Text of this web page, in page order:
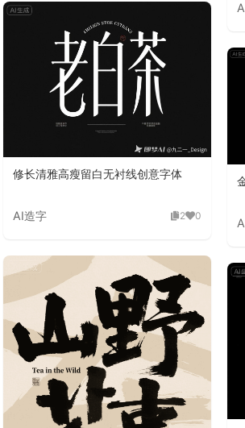
修长清雅高瘦留白无衬线创意字体
AI造字 2 0